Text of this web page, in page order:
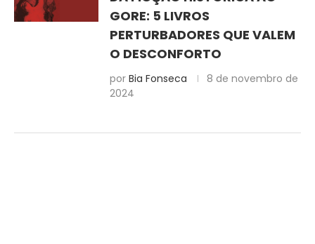
GORE: 5 LIVROS
PERTURBADORES QUE VALEM
O DESCONFORTO
por Bia Fonseca
8 de novembro de
2024